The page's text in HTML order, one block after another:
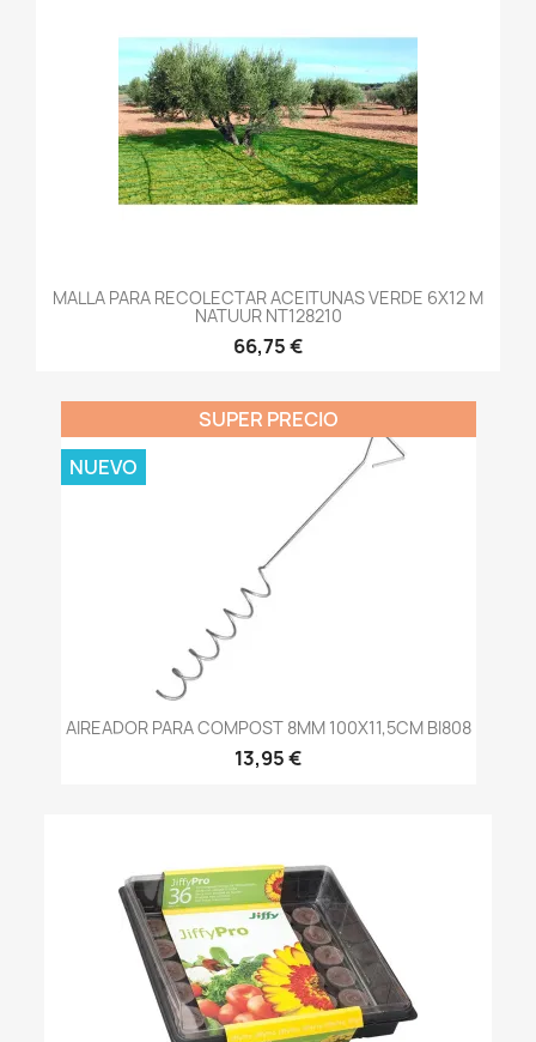
MALLA PARA RECOLECTAR ACEITUNAS VERDE 6X12 M
NATUUR NT128210
66,75 €
AIREADOR PARA COMPOST 8MM 100X11,5CM BI808
13,95 €
SUPER PRECIO
NUEVO